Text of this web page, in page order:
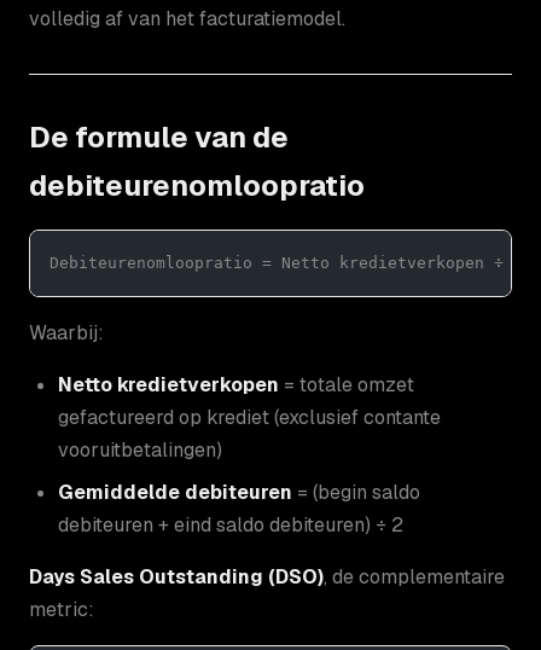
volledig af van het facturatiemodel.
De formule van de
debiteurenomloopratio
Debiteurenomloopratio = Netto kredietverkopen ÷
Waarbij:
Netto kredietverkopen = totale omzet
gefactureerd op krediet (exclusief contante
vooruitbetalingen)
Gemiddelde debiteuren = (begin saldo
debiteuren + eind saldo debiteuren) ÷ 2
Days Sales Outstanding (DSO), de complementaire
metric: